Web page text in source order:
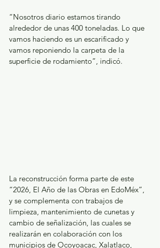
“Nosotros diario estamos tirando
alrededor de unas 400 toneladas. Lo que
vamos haciendo es un escarificado y
vamos reponiendo la carpeta de la
superficie de rodamiento”, indicó.
La reconstrucción forma parte de este
“2026, El Año de las Obras en EdoMéx”,
y se complementa con trabajos de
limpieza, mantenimiento de cunetas y
cambio de señalización, las cuales se
realizarán en colaboración con los
municipios de Ocoyoacac, Xalatlaco,